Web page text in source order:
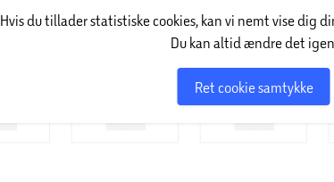
Hvis du tillader statistiske cookies, kan vi nemt vise dig
Du kan altid ændre det
Ret cookie samtykke